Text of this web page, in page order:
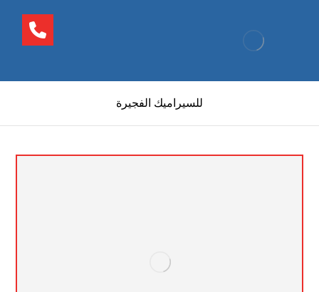
للسيراميك الفجيرة